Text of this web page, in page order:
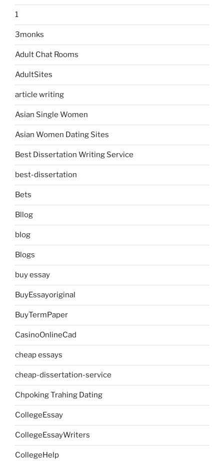
1
3monks
Adult Chat Rooms
AdultSites
article writing
Asian Single Women
Asian Women Dating Sites
Best Dissertation Writing Service
best-dissertation
Bets
Bllog
blog
Blogs
buy essay
BuyEssayoriginal
BuyTermPaper
CasinoOnlineCad
cheap essays
cheap-dissertation-service
Chpoking Trahing Dating
CollegeEssay
CollegeEssayWriters
CollegeHelp